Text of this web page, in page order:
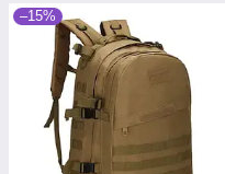
–15%